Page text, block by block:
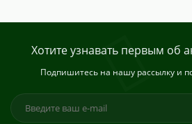
Хотите узнавать первым об
Подпишитесь на нашу рассылку и